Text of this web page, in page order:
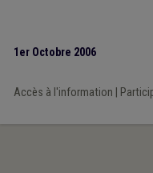
1er Octobre 2006
Accès à l'information